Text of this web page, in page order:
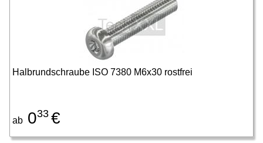
Halbrundschraube ISO 7380 M6x30 rostfrei
ab 033 €